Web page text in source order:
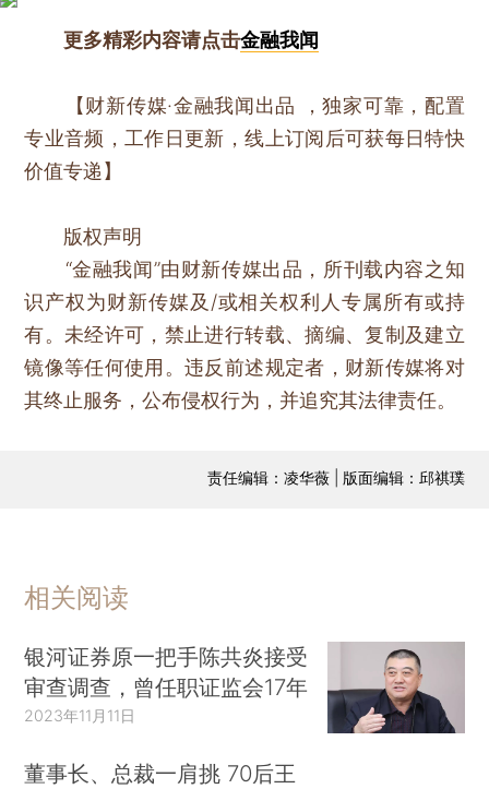
更多精彩内容请点击金融我闻
【财新传媒·金融我闻出品 ，独家可靠，配置
专业音频，工作日更新，线上订阅后可获每日特快
价值专递】
版权声明
“金融我闻”由财新传媒出品，所刊载内容之知
识产权为财新传媒及/或相关权利人专属所有或持
有。未经许可，禁止进行转载、摘编、复制及建立
镜像等任何使用。违反前述规定者，财新传媒将对
其终止服务，公布侵权行为，并追究其法律责任。
责任编辑：凌华薇 | 版面编辑：邱祺璞
相关阅读
银河证券原一把手陈共炎接受
审查调查，曾任职证监会17年
2023年11月11日
董事长、总裁一肩挑 70后王